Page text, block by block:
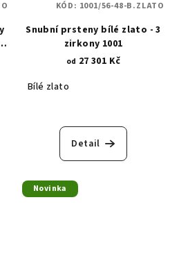
Snubní prsteny bílé zlato - 3
zirkony 1001
od 27 301 Kč
Bílé zlato
Detail
KÓD: 1001/56-48-B.ZLATO
Novinka